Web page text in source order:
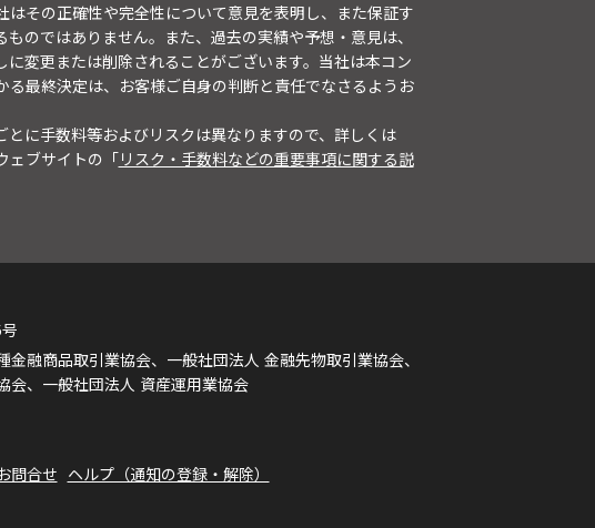
その正確性や完全性について意見を表明し、また保証す
のではありません。また、過去の実績や予想・意見は、
変更または削除されることがございます。当社は本コン
最終決定は、お客様ご自身の判断と責任でなさるようお
に手数料等およびリスクは異なりますので、詳しくは
ェブサイトの「リスク・手数料などの重要事項に関する説
融商品取引業協会、一般社団法人 金融先物取引業協会、
会、一般社団法人 資産運用業協会
問合せ ヘルプ（通知の登録・解除）